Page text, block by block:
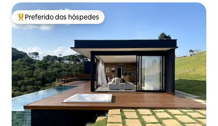
Entre os melhores preferidos dos hóspedes
Preferido dos hóspedes